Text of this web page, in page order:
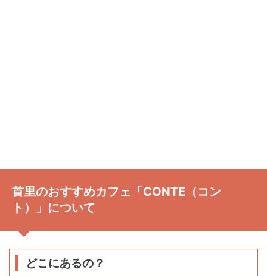
首里のおすすめカフェ「CONTE（コン
ト）」について
どこにあるの？